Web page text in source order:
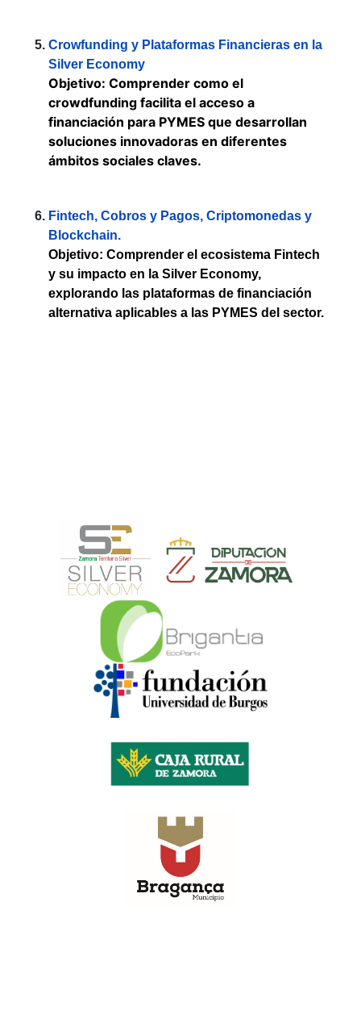
Crowfunding y Plataformas Financieras en la
Silver Economy
Objetivo: Comprender como el
crowdfunding facilita el acceso a
financiación para PYMES que desarrollan
soluciones innovadoras en diferentes
ámbitos sociales claves.
Fintech, Cobros y Pagos, Criptomonedas y
Blockchain.
Objetivo: Comprender el ecosistema Fintech
y su impacto en la Silver Economy,
explorando las plataformas de financiación
alternativa aplicables a las PYMES del sector.